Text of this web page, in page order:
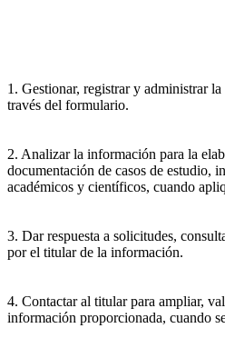
1. Gestionar, registrar y administrar
través del formulario.
2. Analizar la información para la
documentación de casos de estudio,
académicos y científicos, cuando
3. Dar respuesta a solicitudes,
por el titular de la información.
4. Contactar al titular para ampliar,
información proporcionada, cuando